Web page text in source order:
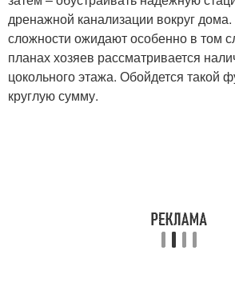
дренажной канализации вокруг
сложности ожидают особенно в том
планах хозяев рассматривается
цокольного этажа. Обойдется такой
круглую сумму.